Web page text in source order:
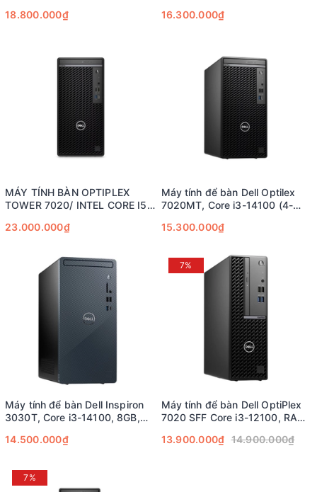
18.800.000₫ 16.300.000₫
MÁY TÍNH BÀN OPTIPLEX
TOWER 7020/ INTEL CORE I5/
512GB SSD
23.000.000₫
Máy tính để bàn Dell Optilex
7020MT, Core i3-14100 (4-
4.7Ghz), 1 x 8GB DDR5, SSD
15.300.000₫
Máy tính để bàn Dell Inspiron
3030T, Core i3-14100, 8GB,
14.500.000₫
7%
Máy tính để bàn Dell OptiPlex
7020 SFF Core i3-12100, RAM
13.900.000₫ 14.900.000₫
7%